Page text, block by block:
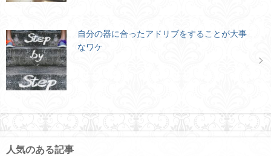
自分の器に合ったアドリブをすることが大事
なワケ
人気のある記事